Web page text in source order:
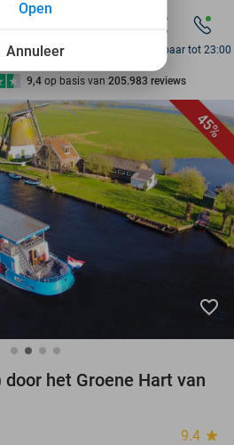
per week beschikbaar
10+ miljoen leden
9,4 op basis van 205.983 reviews
15.000+ deals
per week beschikbaar
10+ miljoen leden
Bereikbaar tot 23:00
45%
favorite_border
door het Groene Hart van
9.4 star
Annuleer
Open